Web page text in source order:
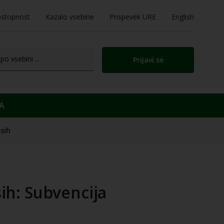
Kazalo vsebine Prispevek URE English
Prijavi se
Subvencija